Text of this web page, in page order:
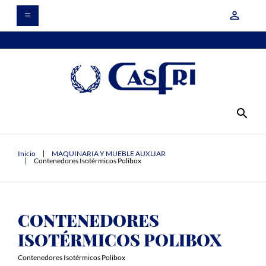
person_outline
search
Inicio
MAQUINARIA Y MUEBLE AUXLIAR
Contenedores Isotérmicos Polibox
CONTENEDORES
ISOTÉRMICOS POLIBOX
Contenedores Isotérmicos Polibox